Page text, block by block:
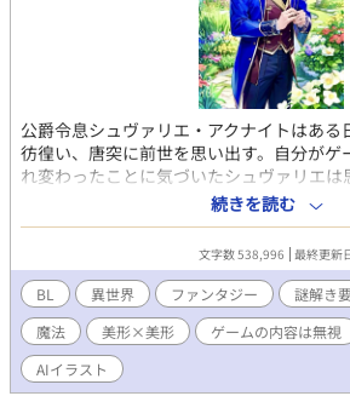
がって頂けますように♡
公爵令息シュヴァリエ・アクナイトはある
彷徨い、唐突に前世を思い出す。自分がゲ
れ変わったことに気づいたシュヴァリエは
を使えば世界中の花を集めて押し花が作
中毒レベルで趣味だったシュヴァリエは
お構いなしに好き勝手動くことに決め行
囲がドン引きする中、学園で奇妙な事件
が置かれていたことを知ったシュヴァリエ
ーリーであることを思い出す。花が関わっ
件を追うことにしたシュヴァリエは、ゲー
人公の右腕となる隣国の留学生アウル・オ
るのだが……？ ※☆はR描写になります ※他
続きを読む
文字数 538,996 最終更新
BL 異世界 ファンタジー 謎解き
魔法
美形×美形 ゲームの内容は無視
AIイラスト